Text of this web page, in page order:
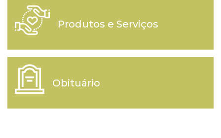
Produtos e Serviços
Obituário